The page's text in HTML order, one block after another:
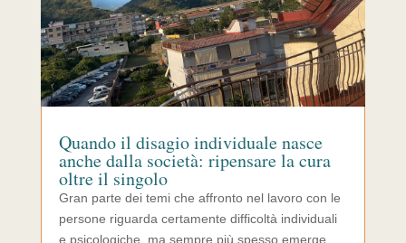
Quando il disagio individuale nasce
anche dalla società: ripensare la cura
oltre il singolo
Gran parte dei temi che affronto nel lavoro con le
persone riguarda certamente difficoltà individuali
e psicologiche, ma sempre più spesso emerge...